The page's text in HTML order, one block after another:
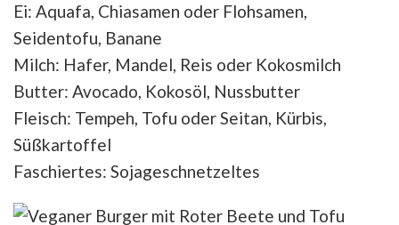
Ei: Aquafa, Chiasamen oder Flohsamen,
Seidentofu, Banane
Milch: Hafer, Mandel, Reis oder Kokosmilch
Butter: Avocado, Kokosöl, Nussbutter
Fleisch: Tempeh, Tofu oder Seitan, Kürbis,
Süßkartoffel
Faschiertes: Sojageschnetzeltes